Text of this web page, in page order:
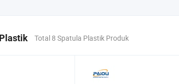
Total 8 Spatula Plastik Produk